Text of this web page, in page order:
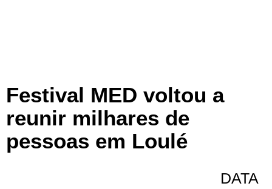
Festival MED voltou a
reunir milhares de
pessoas em Loulé
DATA